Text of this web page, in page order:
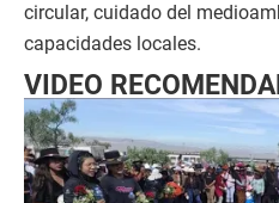
circular, cuidado del
capacidades locales.
VIDEO